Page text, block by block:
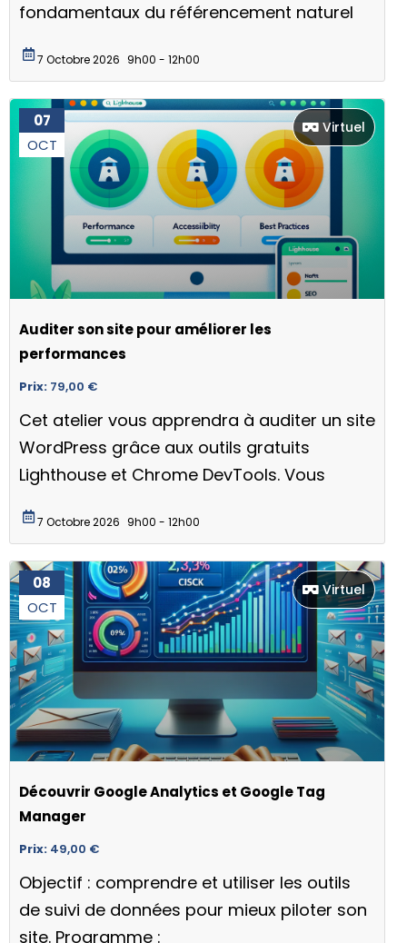
fondamentaux du référencement naturel
7 Octobre 2026 9h00 - 12h00
07
OCT
Virtuel
Auditer son site pour améliorer les
performances
Prix: 79,00 €
Cet atelier vous apprendra à auditer un site
WordPress grâce aux outils gratuits
Lighthouse et Chrome DevTools. Vous
7 Octobre 2026 9h00 - 12h00
08
OCT
Virtuel
Découvrir Google Analytics et Google Tag
Manager
Prix: 49,00 €
Objectif : comprendre et utiliser les outils
de suivi de données pour mieux piloter son
site. Programme :